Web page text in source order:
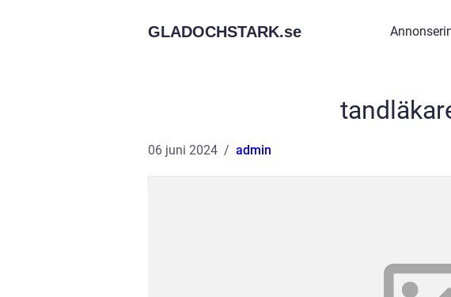
GLADOCHSTARK.se
06 juni 2024 admin